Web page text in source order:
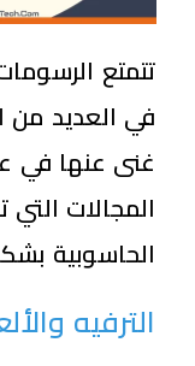
تتمتع
في العديد من
غنى عنها في
المجالات
الحاسوبية
الترفيه